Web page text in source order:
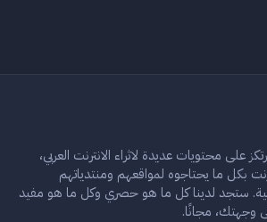
على محتويات عديدة لاثراء الانترنت العربي،
بكل ما يحتاجوه لمواقعهم ومنتدياتهم
ستجد لدينا كل ما هو حصري وكل ما هو مفيد
وجهتك، مجانًا.